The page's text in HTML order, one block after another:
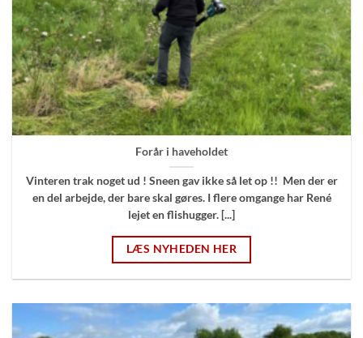
Forår i haveholdet
Vinteren trak noget ud ! Sneen gav ikke så let op !! Men der er
en del arbejde, der bare skal gøres. I flere omgange har René
lejet en flishugger. [...]
LÆS NYHEDEN HER